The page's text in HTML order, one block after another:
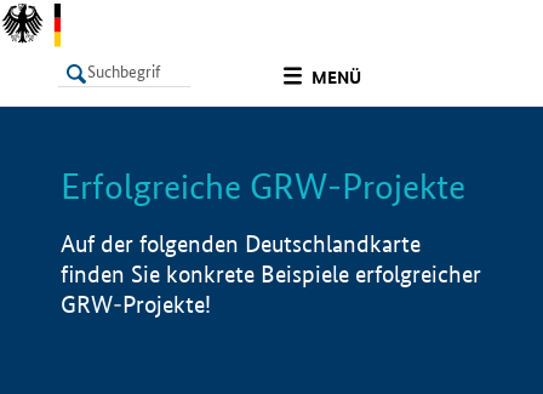
MENÜ
LISTE Info
Erfolgreiche GRW-Projekte
Auf der folgenden Deutschlandkarte
finden Sie konkrete Beispiele erfolgreicher
GRW-Projekte!